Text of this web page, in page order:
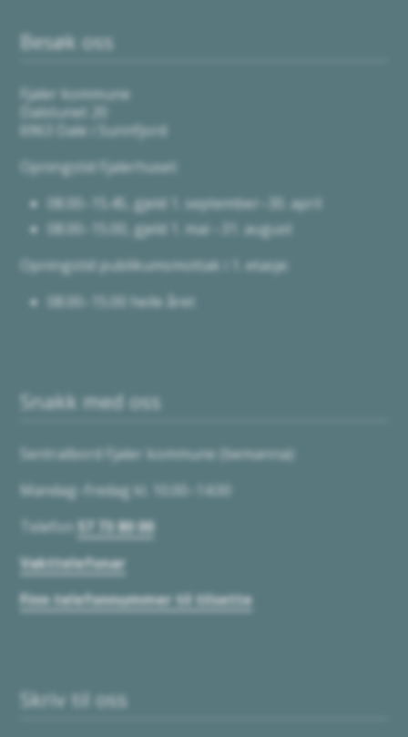
Besøk oss
Fjaler kommune
Dalstunet 20
6963 Dale i Sunnfjord
Opningstid Fjalerhuset:
08.00–15.45, gjeld 1. september–30. april
08.00–15.00, gjeld 1. mai –31. august
Opningstid publikumsmottak i 1. etasje:
08.00–15.00 heile året
Snakk med oss
Sentralbord Fjaler kommune (bemanna):
Mandag–fredag kl. 10.00–14.00
Telefon 57 73 80 00
Vakttelefonar
Finn telefonnummer til tilsette
Skriv til oss